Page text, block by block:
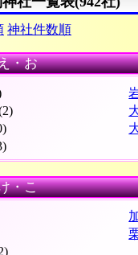
神社件数順
・お
・こ